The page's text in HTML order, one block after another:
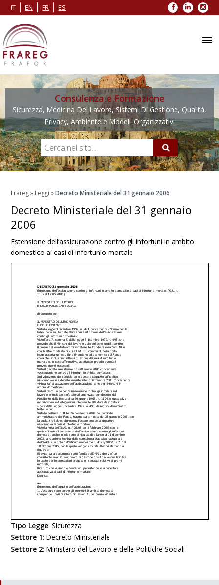
IT EN FR ES Facebook
LinkedIn
Consulenza e Formazione
Sicurezza, Medicina Del Lavoro, Sistemi Di Gestione, Qualità,
Privacy, Ambiente e Modelli Organizzativi
Frareg» Leggi »Decreto Ministeriale del 31 gennaio 2006
Decreto Ministeriale del 31 gennaio
2006
Estensione dell’assicurazione contro gli infortuni in ambito
domestico ai casi di infortunio mortale
Tipo Legge:Sicurezza
Settore 1: Decreto Ministeriale
Settore 2: Ministero del Lavoro e delle Politiche Sociali